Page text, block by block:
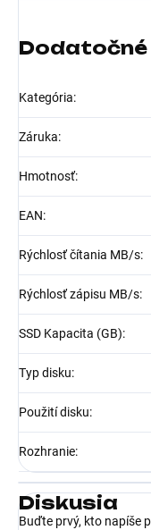
Kategória:
Záruka:
Hmotnosť:
EAN:
Rýchlosť čítania MB/s:
Rýchlosť zápisu MB/s:
SSD Kapacita (GB):
Typ disku:
Použití disku:
Rozhranie:
Diskusia
Buďte prvý, kto napíše